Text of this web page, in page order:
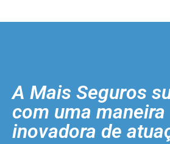
A Mais Seguros
com uma maneira
inovadora de